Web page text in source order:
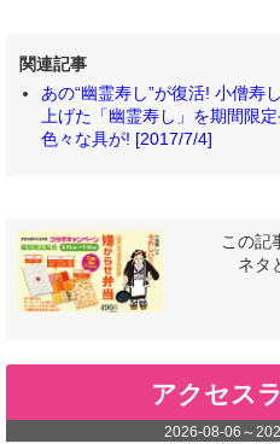
関連記事
あの“幽霊寿し”が復活! 小僧寿
上げた「幽霊寿し」を期間限
色々な具が! [2017/7/4]
この記
ネタ
アクセス
2026-08-06 ～